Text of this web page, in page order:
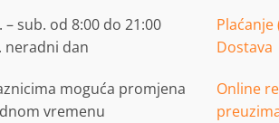
– sub. od 8:00 do 21:00
neradni dan
moguća promjena
vremenu
Plaćanje
Dostava
Online